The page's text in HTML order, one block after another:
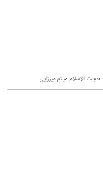
حجت الاسلام میثم میرزایی